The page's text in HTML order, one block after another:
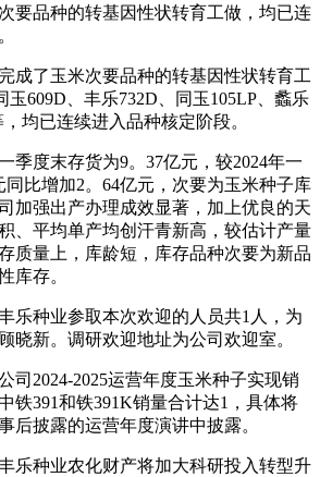
要品种的转基因性状转育工做，均已连
了玉米次要品种的转基因性状转育工
玉609D、丰乐732D、同玉105LP、蠡乐
均已连续进入品种核定阶段。
度末存货为9。37亿元，较2024年一
同比增加2。64亿元，次要为玉米种子库
加强出产办理成效显著，加上优良的天
、平均单产均创汗青新高，较估计产量
质量上，库龄短，库存品种次要为新品
库存。
种业参取本次欢迎的人员共1人，为
晓新。调研欢迎地址为公司欢迎室。
2024-2025运营年度玉米种子实现销
铁391和铁391K销量合计达1，具体将
后披露的运营年度演讲中披露。
种业农化财产将加大科研投入转型升